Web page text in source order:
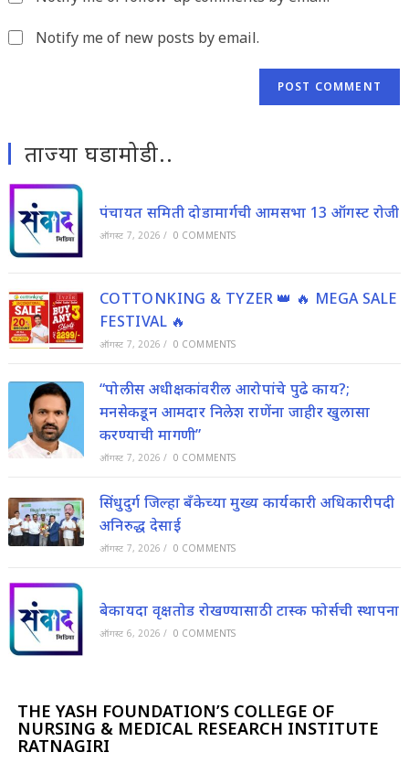
Notify me of new posts by email.
ताज्या घडामोडी..
पंचायत समिती दोडामार्गची आमसभा 13 ऑगस्ट रोजी
ऑगस्ट 7, 2026 / 0 COMMENTS
COTTONKING & TYZER 👑 🔥 MEGA SALE
FESTIVAL 🔥
ऑगस्ट 7, 2026 / 0 COMMENTS
“पोलीस अधीक्षकांवरील आरोपांचे पुढे काय?;
मनसेकडून आमदार निलेश राणेंना जाहीर खुलासा
करण्याची मागणी”
ऑगस्ट 7, 2026 / 0 COMMENTS
सिंधुदुर्ग जिल्हा बँकेच्या मुख्य कार्यकारी अधिकारीपदी
अनिरुद्ध देसाई
ऑगस्ट 7, 2026 / 0 COMMENTS
बेकायदा वृक्षतोड रोखण्यासाठी टास्क फोर्सची स्थापना
ऑगस्ट 6, 2026 / 0 COMMENTS
THE YASH FOUNDATION’S COLLEGE OF
NURSING & MEDICAL RESEARCH INSTITUTE
RATNAGIRI